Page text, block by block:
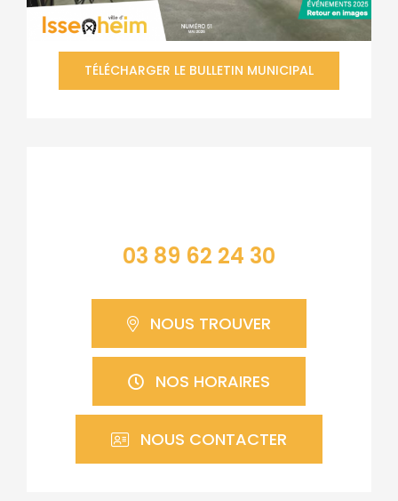
TÉLÉCHARGER LE BULLETIN MUNICIPAL
03 89 62 24 30
NOUS TROUVER
NOS HORAIRES
NOUS CONTACTER